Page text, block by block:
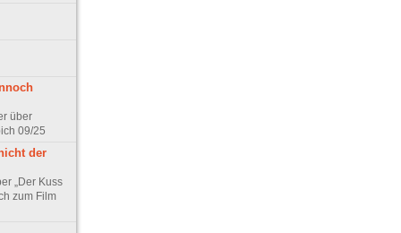
über
09/25
der
„Der Kuss
zum Film